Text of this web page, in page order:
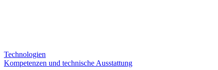
Technologien
Kompetenzen und technische Ausstattung